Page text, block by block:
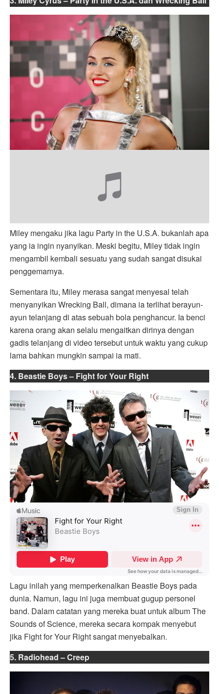
Miley mengaku jika lagu Party in the U.S.A. bukanlah apa
yang ia ingin nyanyikan. Meski begitu, Miley tidak ingin
mengambil kembali sesuatu yang sudah sangat disukai
penggemarnya.
Sementara itu, Miley merasa sangat menyesal telah
menyanyikan Wrecking Ball, dimana ia terlihat berayun-
ayun telanjang di atas sebuah bola penghancur. Ia benci
karena orang akan selalu mengaitkan dirinya dengan
gadis telanjang di video tersebut untuk waktu yang cukup
lama bahkan mungkin sampai ia mati.
4. Beastie Boys – Fight for Your Right
Lagu inilah yang memperkenalkan Beastie Boys pada
dunia. Namun, lagu ini juga membuat gugup personel
band. Dalam catatan yang mereka buat untuk album The
Sounds of Science, mereka secara kompak menyebut
jika Fight for Your Right sangat menyebalkan.
5. Radiohead – Creep